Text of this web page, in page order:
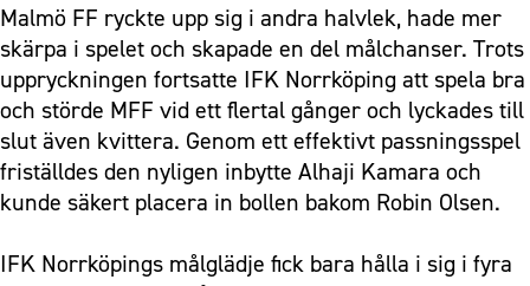
Malmö FF ryckte upp sig i andra halvlek, hade mer
skärpa i spelet och skapade en del målchanser. Trots
uppryckningen fortsatte IFK Norrköping att spela bra
och störde MFF vid ett flertal gånger och lyckades till
slut även kvittera. Genom ett effektivt passningsspel
friställdes den nyligen inbytte Alhaji Kamara och
kunde säkert placera in bollen bakom Robin Olsen.
IFK Norrköpings målglädje fick bara hålla i sig i fyra